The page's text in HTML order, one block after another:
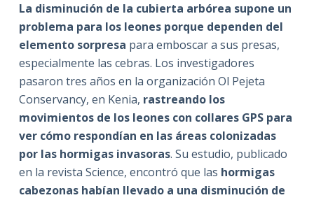
La disminución de la cubierta arbórea supone un
problema para los leones porque dependen del
elemento sorpresa para emboscar a sus presas,
especialmente las cebras. Los investigadores
pasaron tres años en la organización Ol Pejeta
Conservancy, en Kenia, rastreando los
movimientos de los leones con collares GPS para
ver cómo respondían en las áreas colonizadas
por las hormigas invasoras. Su estudio, publicado
en la revista Science, encontró que las hormigas
cabezonas habían llevado a una disminución de